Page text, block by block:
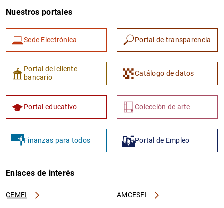
Nuestros portales
Sede Electrónica Portal de transparencia
Portal del cliente
bancario
Catálogo de datos
Portal educativo Colección de arte
Finanzas para todos Portal de Empleo
Enlaces de interés
CEMFI AMCESFI